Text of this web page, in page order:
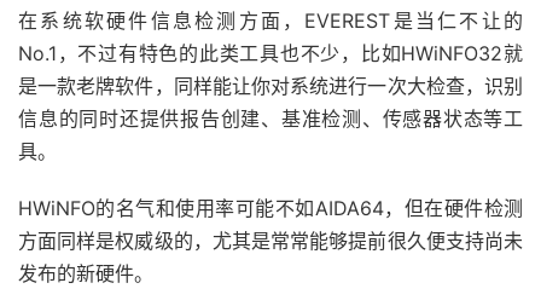
在系统软硬件信息检测方面，EVEREST是当仁不让的
No.1，不过有特色的此类工具也不少，比如HWiNFO32就
是一款老牌软件，同样能让你对系统进行一次大检查，识别
信息的同时还提供报告创建、基准检测、传感器状态等工
具。
HWiNFO的名气和使用率可能不如AIDA64，但在硬件检测
方面同样是权威级的，尤其是常常能够提前很久便支持尚未
发布的新硬件。